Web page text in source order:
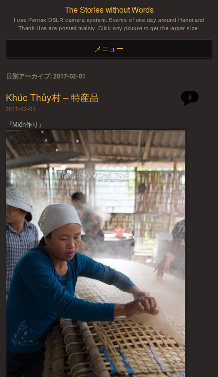
The Stories without Words
I use Pentax DSLR camera system. Events of one day around Hanoi and
Thanh Hoa are posted mainly. Click any picture to get the larger size.
メニュー
コンテンツへスキップ
日別アーカイブ: 2017-02-01
Khúc Thủy村 – 特産品
2017-02-01
2
『Miến作り』